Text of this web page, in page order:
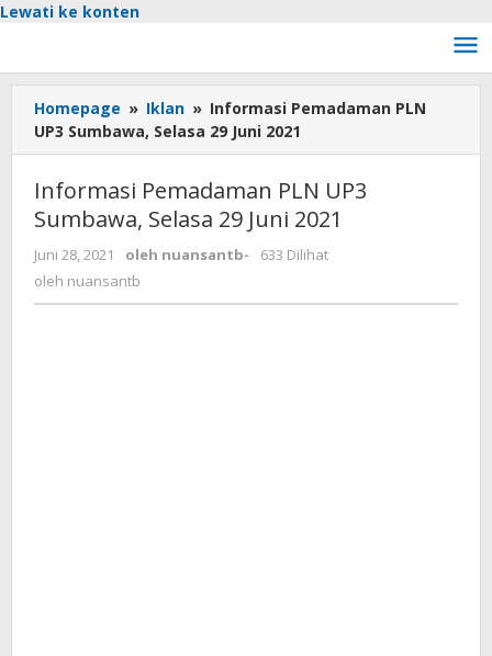
Lewati ke konten
Homepage » Iklan » Informasi Pemadaman PLN
UP3 Sumbawa, Selasa 29 Juni 2021
Informasi Pemadaman PLN UP3
Sumbawa, Selasa 29 Juni 2021
Juni 28, 2021 oleh nuansantb-
633 Dilihat
oleh nuansantb